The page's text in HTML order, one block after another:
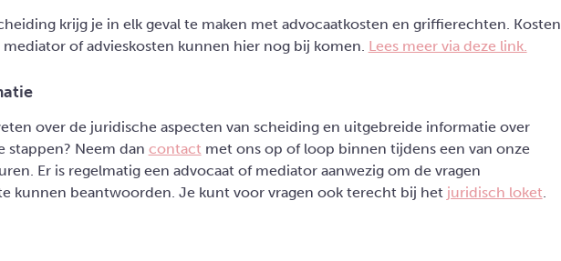
krijg je in elk geval te maken met advocaatkosten en griffierechten. Kosten
mediator of advieskosten kunnen hier nog bij komen. Lees meer via deze link.
over de juridische aspecten van scheiding en uitgebreide informatie over
stappen? Neem dan contact met ons op of loop binnen tijdens een van onze
Er is regelmatig een advocaat of mediator aanwezig om de vragen
kunnen beantwoorden. Je kunt voor vragen ook terecht bij het juridisch loket